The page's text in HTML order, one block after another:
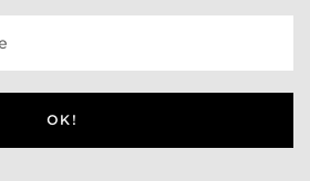
OK!